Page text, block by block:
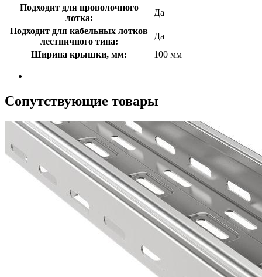
Подходит для проволочного
лотка:
Да
Подходит для кабельных лотков
лестничного типа:
Да
Ширина крышки, мм:
100 мм
Сопутствующие товары